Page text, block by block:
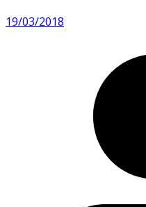
19/03/2018